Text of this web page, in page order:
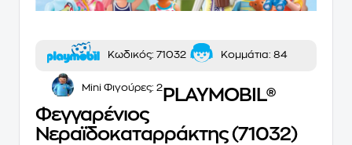
Κωδικός: 71032 Κομμάτια: 84
Mini Φιγούρες: 2 PLAYMOBIL®
Φεγγαρένιος
Νεραϊδοκαταρράκτης (71032)